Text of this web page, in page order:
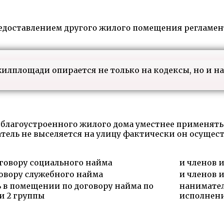
другого жилого помещения
опирается не только на кодексы, но и
жилого дома уместнее
не выселяется на улицу фактически он
социального найма
и членов
служебного найма
и членов
помещении по договору найма по
2 группы